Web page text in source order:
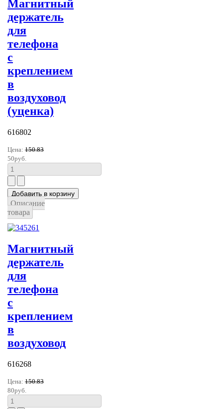
Магнитный
держатель
для
телефона
с
креплением
в
воздуховод
(уценка)
616802
Цена: 150.83
50руб.
Описание
товара
Магнитный
держатель
для
телефона
с
креплением
в
воздуховод
616268
Цена: 150.83
80руб.